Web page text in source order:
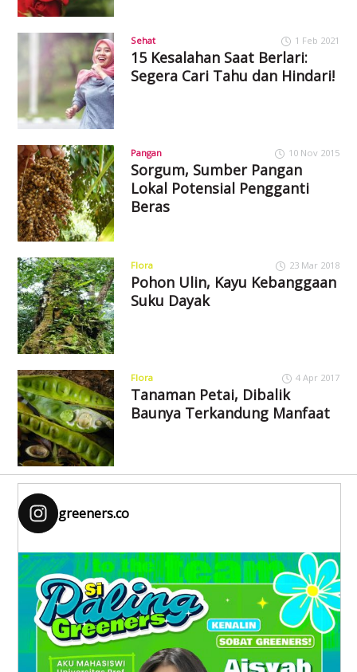
Sehat 1 Feb 2021
15 Kesalahan Saat Berlari:
Segera Cari Tahu dan Hindari!
Pangan 10 Nov 2015
Sorgum, Sumber Pangan
Lokal Potensial Pengganti
Beras
Flora 23 Mar 2018
Pohon Ulin, Kayu Kebanggaan
Suku Dayak
Flora 4 Apr 2017
Tanaman Petai, Dibalik
Baunya Terkandung Manfaat
greeners.co